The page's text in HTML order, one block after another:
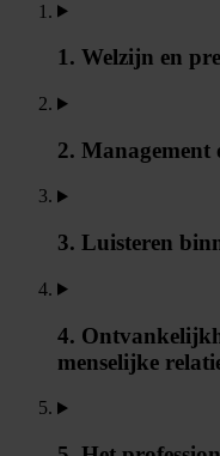
1. Welzijn en
2. Management
3. Luisteren
4.
menselijke